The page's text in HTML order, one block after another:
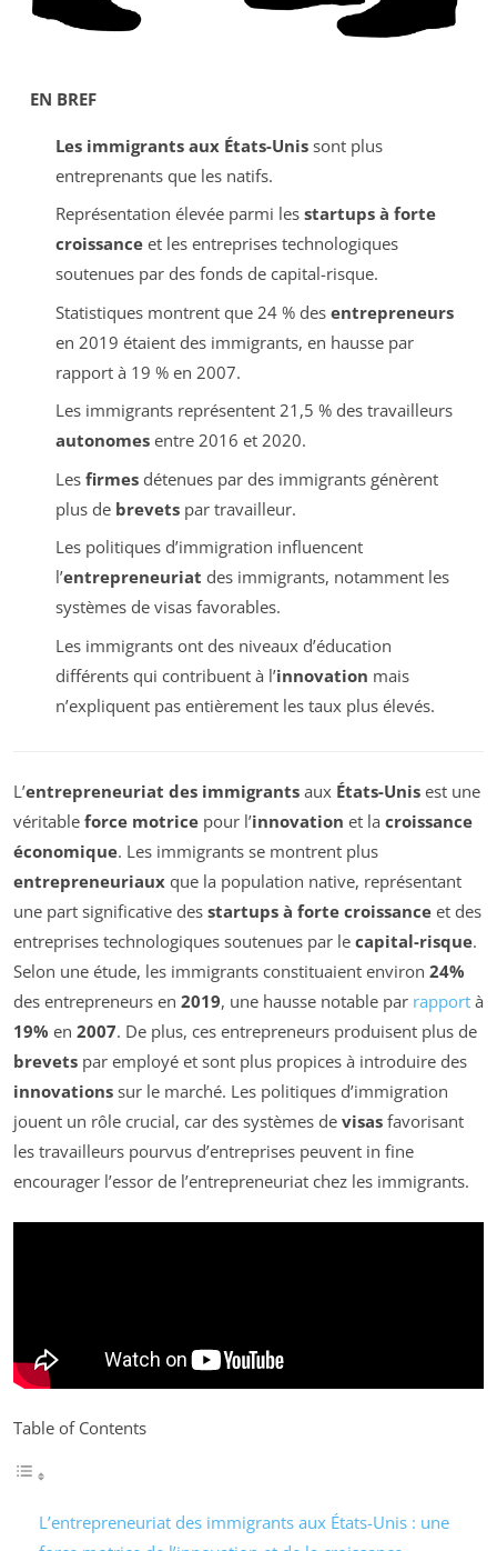
EN BREF
Les immigrants aux États-Unissont plus
entreprenants que les natifs.
Représentation élevée parmi les startups à forte
croissanceet les entreprises technologiques
soutenues par des fonds de capital-risque.
Statistiques montrent que 24 % des entrepreneurs
en 2019 étaient des immigrants, en hausse par
rapport à 19 % en 2007.
Les immigrants représentent 21,5 % des travailleurs
autonomesentre 2016 et 2020.
Les firmesdétenues par des immigrants génèrent
plus de brevetspar travailleur.
Les politiques d’immigration influencent
l’entrepreneuriat des immigrants, notamment les
systèmes de visas favorables.
Les immigrants ont des niveaux d’éducation
différents qui contribuent à l’innovation mais
n’expliquent pas entièrement les taux plus élevés.
L’entrepreneuriat des immigrants aux États-Unis est une
véritable force motrice pour l’innovation et la croissance
économique. Les immigrants se montrent plus
entrepreneuriaux que la population native, représentant
une part significative des startups à forte croissance et des
entreprises technologiques soutenues par le capital-risque.
Selon une étude, les immigrants constituaient environ 24%
des entrepreneurs en 2019, une hausse notable par rapport à
19% en 2007. De plus, ces entrepreneurs produisent plus de
brevets par employé et sont plus propices à introduire des
innovations sur le marché. Les politiques d’immigration
jouent un rôle crucial, car des systèmes de visas favorisant
les travailleurs pourvus d’entreprises peuvent in fine
encourager l’essor de l’entrepreneuriat chez les immigrants.
Table of Contents
L’entrepreneuriat des immigrants aux États-Unis : une